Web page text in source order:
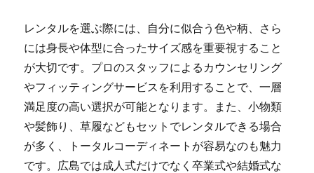
レンタルを選ぶ際には、自分に似合う色や柄、さら
には身長や体型に合ったサイズ感を重要視すること
が大切です。プロのスタッフによるカウンセリング
やフィッティングサービスを利用することで、一層
満足度の高い選択が可能となります。また、小物類
や髪飾り、草履などもセットでレンタルできる場合
が多く、トータルコーディネートが容易なのも魅力
です。広島では成人式だけでなく卒業式や結婚式な